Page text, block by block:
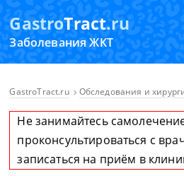
GastroTract.ru
Заболевания ЖКТ
GastroTract.ru Обследования и
Не занимайтесь
проконсультироваться с
записаться на приём в